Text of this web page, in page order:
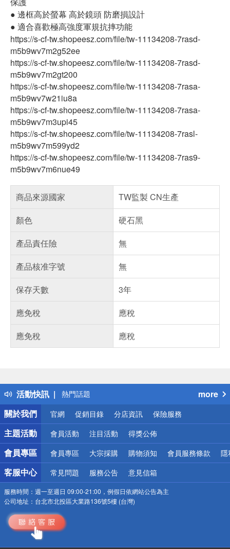
● 邊框高於螢幕 高於鏡頭 防磨損設計
● 適合喜歡極高強度軍規抗摔功能
https://s-cf-tw.shopeesz.com/file/tw-11134208-7rasd-
m5b9wv7m2g52ee
https://s-cf-tw.shopeesz.com/file/tw-11134208-7rasd-
m5b9wv7m2gt200
https://s-cf-tw.shopeesz.com/file/tw-11134208-7rasa-
m5b9wv7w21iu8a
https://s-cf-tw.shopeesz.com/file/tw-11134208-7rasa-
m5b9wv7m3upi45
https://s-cf-tw.shopeesz.com/file/tw-11134208-7rasl-
m5b9wv7m599yd2
https://s-cf-tw.shopeesz.com/file/tw-11134208-7ras9-
m5b9wv7m6nue49
商品來源國家
TW監製 CN生產
顏色
硬石黑
產品責任險
無
產品核准字號
無
保存天數
3年
應免稅
應稅
應免稅
應稅
活動快訊
得獎公告
熱門話題
銀行優惠
偏遠地區配送
詐騙網頁！請小心！
more
關於我們
官網 促銷目錄 分店資訊 保險服務
主題活動 會員活動 注目活動 得獎公佈
會員專區 會員專區 大宗採購 購物須知 會員服務條款 隱
客服中心 常見問題 服務公告 意見信箱
服務時間： 週一至週日 09:00-21:00，例假日依網站公告為主
公司地址： 台北市北投區大業路136號5樓 (台灣)